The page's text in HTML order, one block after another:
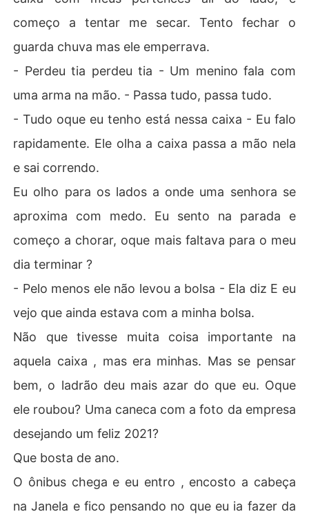
começo a tentar me secar. Tento fechar o
guarda chuva mas ele emperrava.
- Perdeu tia perdeu tia - Um menino fala com
uma arma na mão. - Passa tudo, passa tudo.
- Tudo oque eu tenho está nessa caixa - Eu falo
rapidamente. Ele olha a caixa passa a mão nela
e sai correndo.
Eu olho para os lados a onde uma senhora se
aproxima com medo. Eu sento na parada e
começo a chorar, oque mais faltava para o meu
dia terminar ?
- Pelo menos ele não levou a bolsa - Ela diz E eu
vejo que ainda estava com a minha bolsa.
Não que tivesse muita coisa importante na
aquela caixa , mas era minhas. Mas se pensar
bem, o ladrão deu mais azar do que eu. Oque
ele roubou? Uma caneca com a foto da empresa
desejando um feliz 2021?
Que bosta de ano.
O ônibus chega e eu entro , encosto a cabeça
na Janela e fico pensando no que eu ia fazer da